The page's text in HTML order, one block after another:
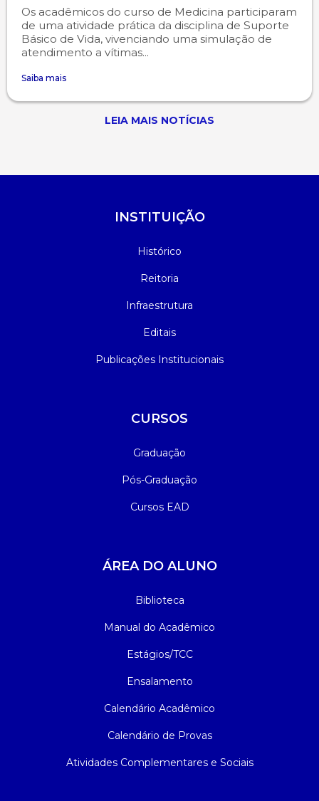
Os acadêmicos do curso de Medicina participaram
de uma atividade prática da disciplina de Suporte
Básico de Vida, vivenciando uma simulação de
atendimento a vítimas...
Saiba mais
LEIA MAIS NOTÍCIAS
INSTITUIÇÃO
Histórico
Reitoria
Infraestrutura
Editais
Publicações Institucionais
CURSOS
Graduação
Pós-Graduação
Cursos EAD
ÁREA DO ALUNO
Biblioteca
Manual do Acadêmico
Estágios/TCC
Ensalamento
Calendário Acadêmico
Calendário de Provas
Atividades Complementares e Sociais